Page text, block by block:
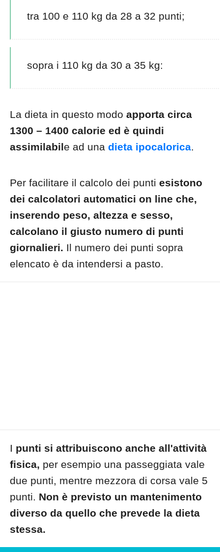
tra 100 e 110 kg da 28 a 32 punti;
sopra i 110 kg da 30 a 35 kg:
La dieta in questo modo apporta circa
1300 – 1400 calorie ed è quindi
assimilabile ad una dieta ipocalorica.
Per facilitare il calcolo dei punti esistono
dei calcolatori automatici on line che,
inserendo peso, altezza e sesso,
calcolano il giusto numero di punti
giornalieri. Il numero dei punti sopra
elencato è da intendersi a pasto.
I punti si attribuiscono anche all'attività
fisica, per esempio una passeggiata vale
due punti, mentre mezzora di corsa vale 5
punti. Non è previsto un mantenimento
diverso da quello che prevede la dieta
stessa.